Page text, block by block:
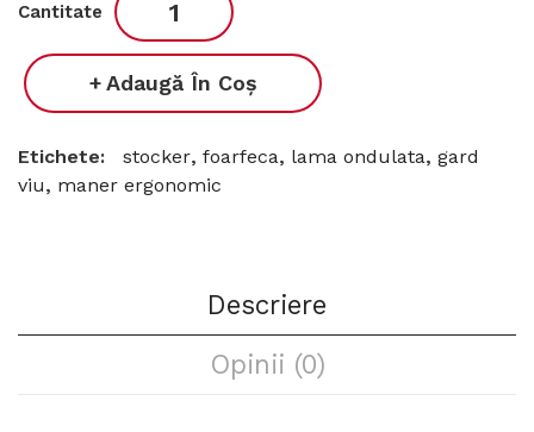
Cantitate
Adaugă În Coş
Etichete: stocker, foarfeca, lama ondulata, gard
viu, maner ergonomic
Descriere
Opinii (0)